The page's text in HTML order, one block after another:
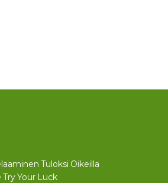
Tuloksi Oikeilla
Your Luck